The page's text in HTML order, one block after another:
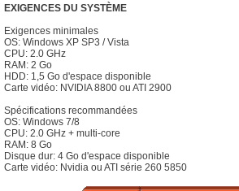
EXIGENCES DU SYSTÈME
Exigences minimales
OS: Windows XP SP3 / Vista
CPU: 2.0 GHz
RAM: 2 Go
HDD: 1,5 Go d'espace disponible
Carte vidéo: NVIDIA 8800 ou ATI 2900
Spécifications recommandées
OS: Windows 7/8
CPU: 2.0 GHz + multi-core
RAM: 8 Go
Disque dur: 4 Go d'espace disponible
Carte vidéo: Nvidia ou ATI série 260 5850